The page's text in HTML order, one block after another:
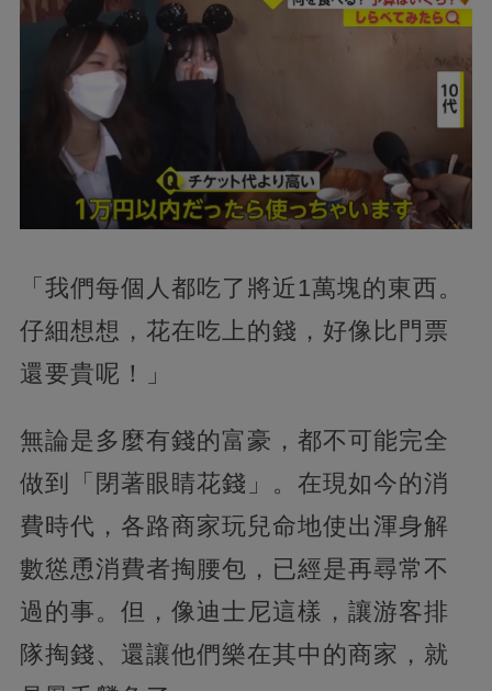
「我們每個人都吃了將近1萬塊的東西。
仔細想想，花在吃上的錢，好像比門票
還要貴呢！」
無論是多麼有錢的富豪，都不可能完全
做到「閉著眼睛花錢」。在現如今的消
費時代，各路商家玩兒命地使出渾身解
數慫恿消費者掏腰包，已經是再尋常不
過的事。但，像迪士尼這樣，讓游客排
隊掏錢、還讓他們樂在其中的商家，就